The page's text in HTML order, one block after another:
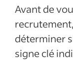
Avant de
déterminer
signe clé